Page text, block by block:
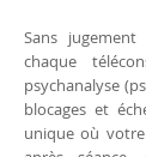
Sans
chaque
psychanalyse
blocages et
unique où